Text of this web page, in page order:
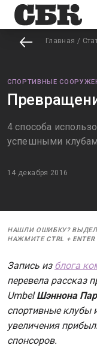
Главная /
СПОРТИВНЫЕ
4 способа
успешными
14 декабря 2016
НАШЛИ ОШИБКУ?
НАЖМИТЕ CTRL + ENTER
Запись из блога
перевела рассказ
UmbelШэннона
спортивные клубы
увеличения
спонсоров.